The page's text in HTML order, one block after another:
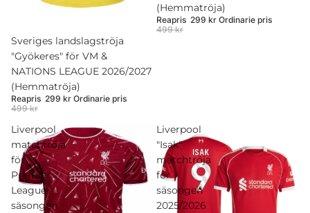
Rea
Sveriges landslagströja
"Gyökeres" för VM &
NATIONS LEAGUE 2026/2027
(Hemmatröja)
Reapris 299 kr Ordinarie pris
499 kr
(Hemmatröja)
Reapris 299 kr Ordinarie pris
499 kr
Liverpool
matchtröja
för
Premier
League
säsongen
Liverpool
"Isak"
matchtröja
för
säsongen
2025/2026